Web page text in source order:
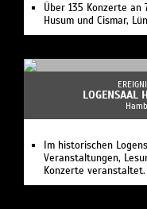
Über 135 Konzerte
Husum und Cismar,
LOGENSAAL
Im historischen
Veranstaltungen,
Konzerte veranstaltet.